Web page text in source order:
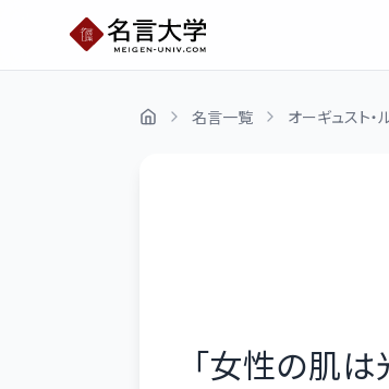
名言一覧 オーギュスト・
「女性の肌は